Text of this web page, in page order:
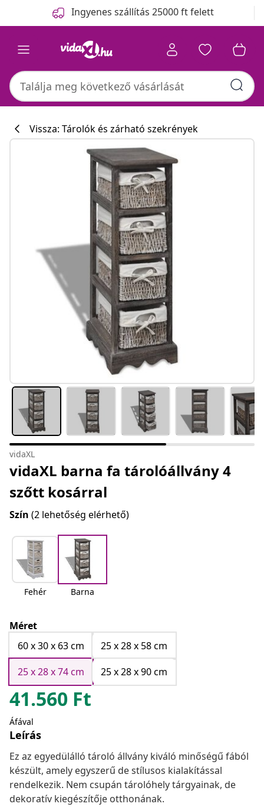
Ingyenes szállítás 25000 ft felett
Vissza: Tárolók és zárható szekrények
vidaXL
vidaXL barna fa tárolóállvány 4
szőtt kosárral
Szín (2 lehetőség elérhető)
Fehér Barna
Méret
60 x 30 x 63 cm
25 x 28 x 58 cm
25 x 28 x 74 cm
25 x 28 x 90 cm
41.560 Ft
Áfával
Leírás
Ez az egyedülálló tároló állvány kiváló minőségű fából
készült, amely egyszerű de stílusos kialakítással
rendelkezik. Nem csupán tárolóhely tárgyainak, de
dekoratív kiegészítője otthonának.